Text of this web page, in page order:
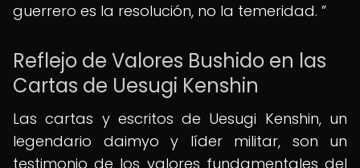
guerrero es la resolución, no la temeridad.
Reflejo de Valores Bushido en las
Cartas de Uesugi Kenshin
Las cartas y escritos de Uesugi Kenshin, un
legendario daimyo y líder militar, son un
testimonio de los valores fundamentales del